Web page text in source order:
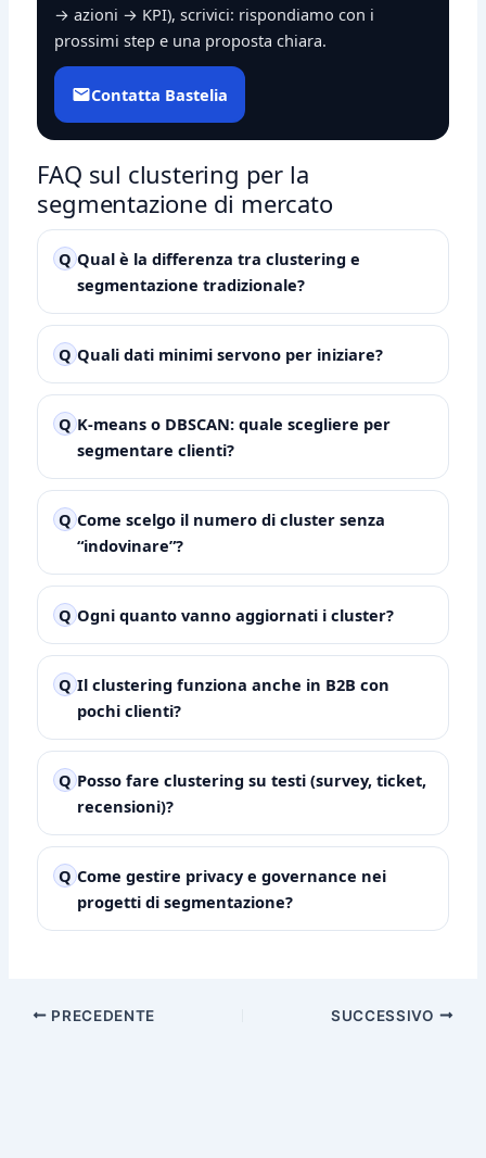
→ azioni → KPI), scrivici: rispondiamo con i
prossimi step e una proposta chiara.
Contatta Bastelia
FAQ sul clustering per la
segmentazione di mercato
Q Qual è la differenza tra clustering e
segmentazione tradizionale?
Q Quali dati minimi servono per iniziare?
Q K-means o DBSCAN: quale scegliere per
segmentare clienti?
Q Come scelgo il numero di cluster senza
“indovinare”?
Q Ogni quanto vanno aggiornati i cluster?
Q Il clustering funziona anche in B2B con
pochi clienti?
Q Posso fare clustering su testi (survey, ticket,
recensioni)?
Q Come gestire privacy e governance nei
progetti di segmentazione?
PRECEDENTE SUCCESSIVO